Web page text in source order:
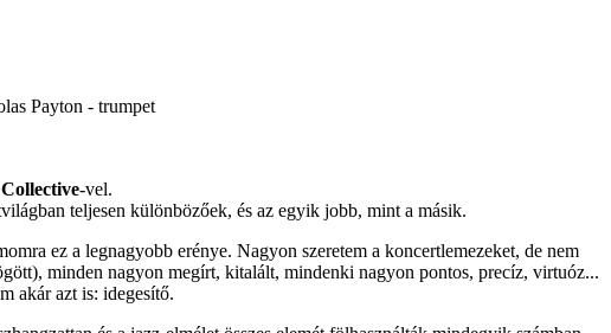
Payton - trumpet
-vel.
teljesen különbözőek, és az egyik jobb, mint a másik.
ez a legnagyobb erénye. Nagyon szeretem a koncertlemezeket, de nem
minden nagyon megírt, kitalált, mindenki nagyon pontos, precíz, virtuóz...
akár azt is: idegesítő.